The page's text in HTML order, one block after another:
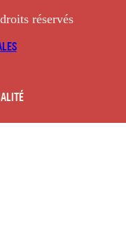
réservés